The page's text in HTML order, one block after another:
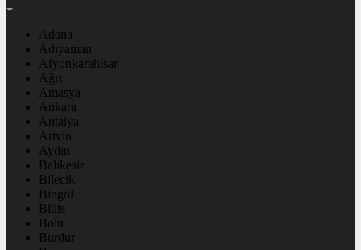
Adana
Adıyaman
Afyonkarahisar
Ağrı
Amasya
Ankara
Antalya
Artvin
Aydın
Balıkesir
Bilecik
Bingöl
Bitlis
Bolu
Burdur